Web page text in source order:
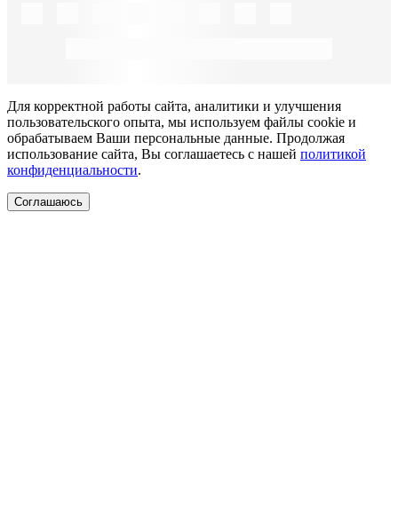
Для корректной работы сайта, аналитики и улучшения
пользовательского опыта, мы используем файлы cookie и
обрабатываем Ваши персональные данные. Продолжая
использование сайта, Вы соглашаетесь с нашей политикой
конфиденциальности.
Соглашаюсь